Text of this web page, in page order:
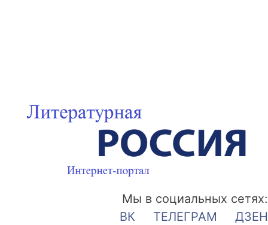
Мы в социальных сетях:
ВК
ТЕЛЕГРАМ ДЗЕН